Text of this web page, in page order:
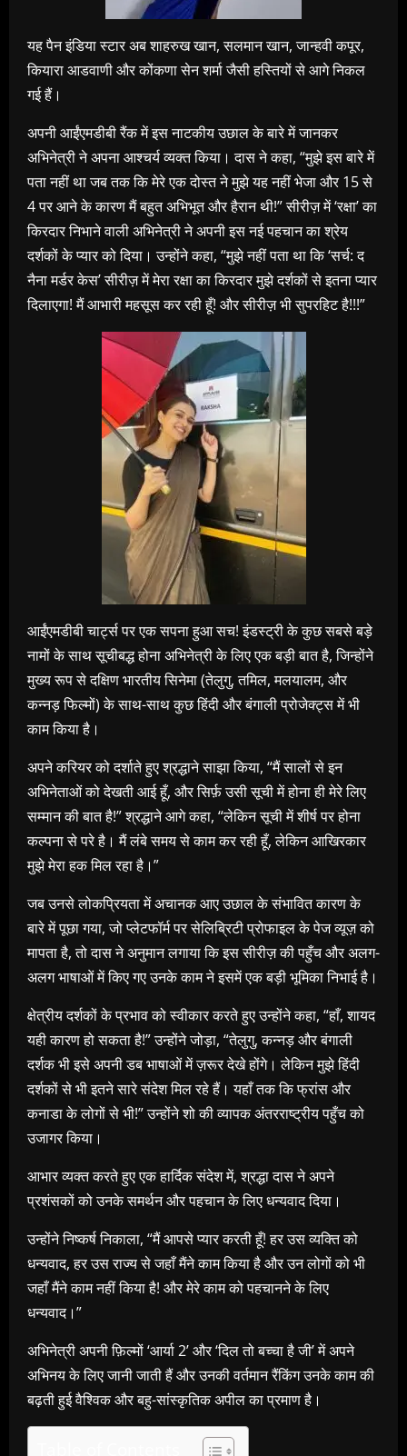
यह पैन इंडिया स्टार अब शाहरुख खान, सलमान खान, जान्हवी कपूर,
कियारा आडवाणी और कोंकणा सेन शर्मा जैसी हस्तियों से आगे निकल
गई हैं।
अपनी आईंएमडीबी रैंक में इस नाटकीय उछाल के बारे में जानकर
अभिनेत्री ने अपना आश्चर्य व्यक्त किया। दास ने कहा, “मुझे इस बारे में
पता नहीं था जब तक कि मेरे एक दोस्त ने मुझे यह नहीं भेजा और 15 से
4 पर आने के कारण मैं बहुत अभिभूत और हैरान थी!” सीरीज़ में ‘रक्षा’ का
किरदार निभाने वाली अभिनेत्री ने अपनी इस नई पहचान का श्रेय
दर्शकों के प्यार को दिया। उन्होंने कहा, “मुझे नहीं पता था कि ‘सर्च: द
नैना मर्डर केस’ सीरीज़ में मेरा रक्षा का किरदार मुझे दर्शकों से इतना प्यार
दिलाएगा! मैं आभारी महसूस कर रही हूँ! और सीरीज़ भी सुपरहिट है!!!”
आईंएमडीबी चार्ट्स पर एक सपना हुआ सच! इंडस्ट्री के कुछ सबसे बड़े
नामों के साथ सूचीबद्ध होना अभिनेत्री के लिए एक बड़ी बात है, जिन्होंने
मुख्य रूप से दक्षिण भारतीय सिनेमा (तेलुगु, तमिल, मलयालम, और
कन्नड़ फिल्मों) के साथ-साथ कुछ हिंदी और बंगाली प्रोजेक्ट्स में भी
काम किया है।
अपने करियर को दर्शाते हुए श्रद्धाने साझा किया, “मैं सालों से इन
अभिनेताओं को देखती आई हूँ, और सिर्फ़ उसी सूची में होना ही मेरे लिए
सम्मान की बात है!” श्रद्धाने आगे कहा, “लेकिन सूची में शीर्ष पर होना
कल्पना से परे है। मैं लंबे समय से काम कर रही हूँ, लेकिन आखिरकार
मुझे मेरा हक मिल रहा है।”
जब उनसे लोकप्रियता में अचानक आए उछाल के संभावित कारण के
बारे में पूछा गया, जो प्लेटफॉर्म पर सेलिब्रिटी प्रोफाइल के पेज व्यूज़ को
मापता है, तो दास ने अनुमान लगाया कि इस सीरीज़ की पहुँच और अलग-
अलग भाषाओं में किए गए उनके काम ने इसमें एक बड़ी भूमिका निभाई है।
क्षेत्रीय दर्शकों के प्रभाव को स्वीकार करते हुए उन्होंने कहा, “हाँ, शायद
यही कारण हो सकता है!” उन्होंने जोड़ा, “तेलुगु, कन्नड़ और बंगाली
दर्शक भी इसे अपनी डब भाषाओं में ज़रूर देखे होंगे। लेकिन मुझे हिंदी
दर्शकों से भी इतने सारे संदेश मिल रहे हैं। यहाँ तक कि फ्रांस और
कनाडा के लोगों से भी!” उन्होंने शो की व्यापक अंतरराष्ट्रीय पहुँच को
उजागर किया।
आभार व्यक्त करते हुए एक हार्दिक संदेश में, श्रद्धा दास ने अपने
प्रशंसकों को उनके समर्थन और पहचान के लिए धन्यवाद दिया।
उन्होंने निष्कर्ष निकाला, “मैं आपसे प्यार करती हूँ! हर उस व्यक्ति को
धन्यवाद, हर उस राज्य से जहाँ मैंने काम किया है और उन लोगों को भी
जहाँ मैंने काम नहीं किया है! और मेरे काम को पहचानने के लिए
धन्यवाद।”
अभिनेत्री अपनी फ़िल्मों ‘आर्या 2’ और ‘दिल तो बच्चा है जी’ में अपने
अभिनय के लिए जानी जाती हैं और उनकी वर्तमान रैंकिंग उनके काम की
बढ़ती हुई वैश्विक और बहु-सांस्कृतिक अपील का प्रमाण है।